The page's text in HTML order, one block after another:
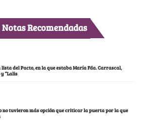
Notas Recomendadas
del Pacto, en la que estaba María Fda. Carrascal,
“Lalis
no tuvieron más opción que criticar la puerta por la que